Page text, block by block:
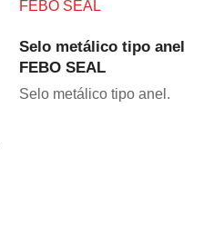
Selo metálico tipo anel
FEBO SEAL
Selo metálico tipo anel.